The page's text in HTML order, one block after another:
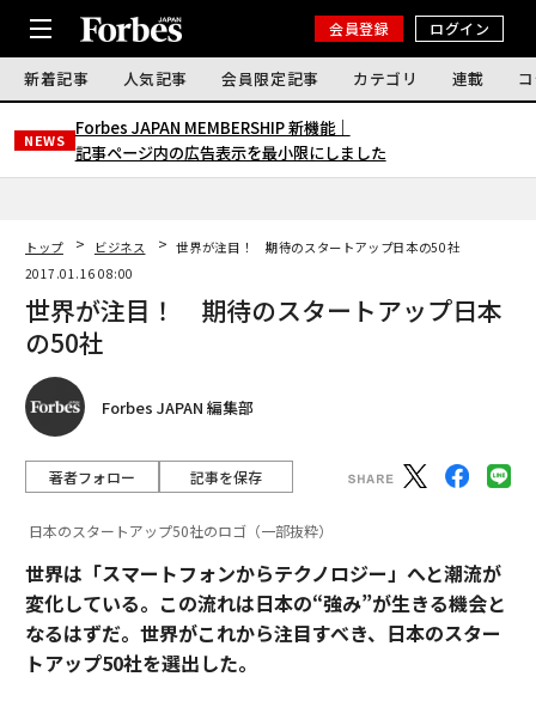
会員登録 ログイン
新着記事 人気記事 会員限定記事 カテゴリ 連載
NEWS
Forbes JAPAN MEMBERSHIP 新機能｜
記事ページ内の広告表示を最小限にしました
トップ ビジネス
世界が注目！ 期待のスタートアップ日本の50社
2017.01.16 08:00
世界が注目！ 期待のスタートアップ日本
の50社
Forbes JAPAN 編集部
著者フォロー 記事を保存
日本のスタートアップ50社のロゴ（一部抜粋）
世界は「スマートフォンからテクノロジー」へと潮流が
変化している。この流れは日本の“強み”が生きる機会と
なるはずだ。世界がこれから注目すべき、日本のスター
トアップ50社を選出した。